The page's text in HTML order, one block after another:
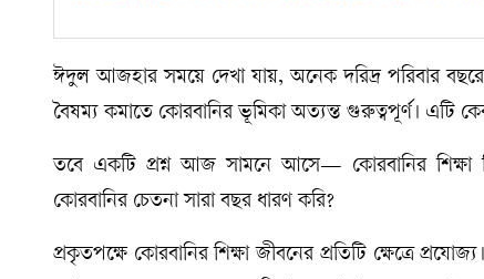
ঈদুল আজহার সময়ে দেখা যায়, অনেক দরিদ্র পরিবার
বৈষম্য কমাতে কোরবানির ভূমিকা অত্যন্ত গুরুত্বপূর্ণ। এটি
তবে একটি প্রশ্ন আজ সামনে আসে— কোরবানির শিক্ষা
কোরবানির চেতনা সারা বছর ধারণ করি?
প্রকৃতপক্ষে কোরবানির শিক্ষা জীবনের প্রতিটি ক্ষেত্রে